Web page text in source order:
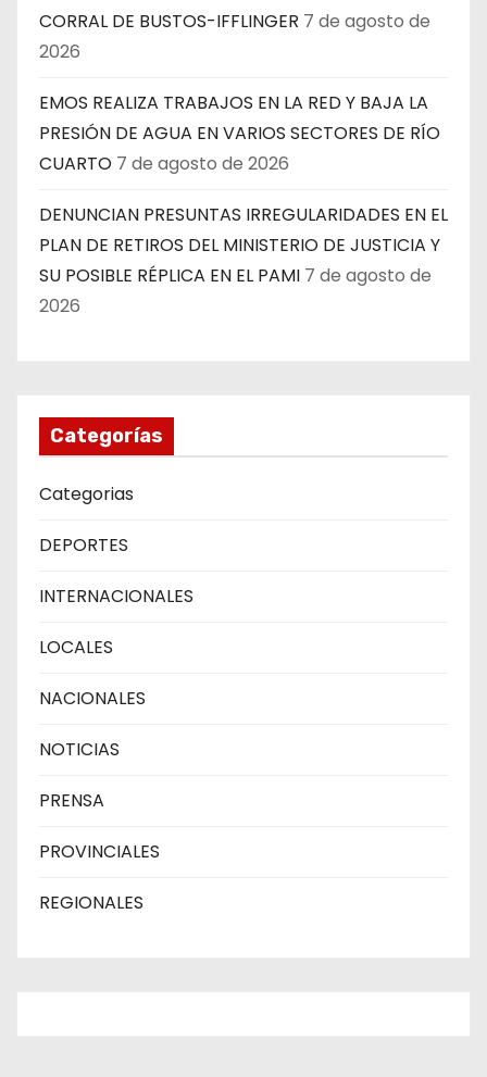
CORRAL DE BUSTOS-IFFLINGER 7 de agosto de
2026
EMOS REALIZA TRABAJOS EN LA RED Y BAJA LA
PRESIÓN DE AGUA EN VARIOS SECTORES DE RÍO
CUARTO 7 de agosto de 2026
DENUNCIAN PRESUNTAS IRREGULARIDADES EN EL
PLAN DE RETIROS DEL MINISTERIO DE JUSTICIA Y
SU POSIBLE RÉPLICA EN EL PAMI 7 de agosto de
2026
Categorías
Categorias
DEPORTES
INTERNACIONALES
LOCALES
NACIONALES
NOTICIAS
PRENSA
PROVINCIALES
REGIONALES